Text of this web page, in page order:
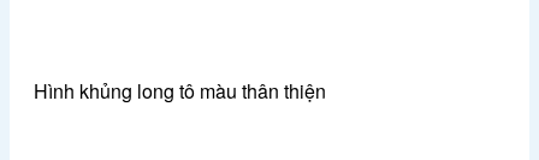
Hình khủng long tô màu thân thiện